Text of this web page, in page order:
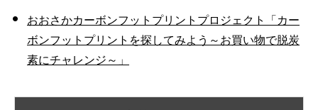
おおさかカーボンフットプリントプロジェクト「カー
ボンフットプリントを探してみよう～お買い物で脱炭
素にチャレンジ～」